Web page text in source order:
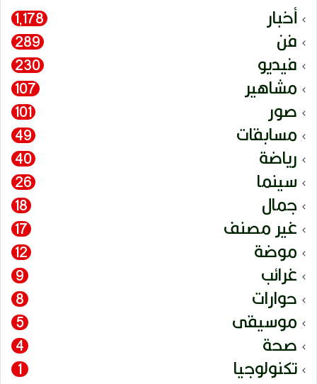
أخبار 1٬178
فن 289
فيديو 230
مشاهير 107
صور 101
مسابقات 49
رياضة 40
سينما 26
جمال 18
غير مصنف 17
موضة 12
غرائب 9
حوارات 8
موسيقى 5
صحة 4
تكنولوجيا 1